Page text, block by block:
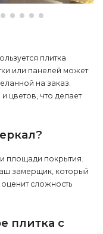
плитка
или панелей может
на заказ.
цветов, что делает
площади покрытия.
замерщик, который
сложность
плитка с